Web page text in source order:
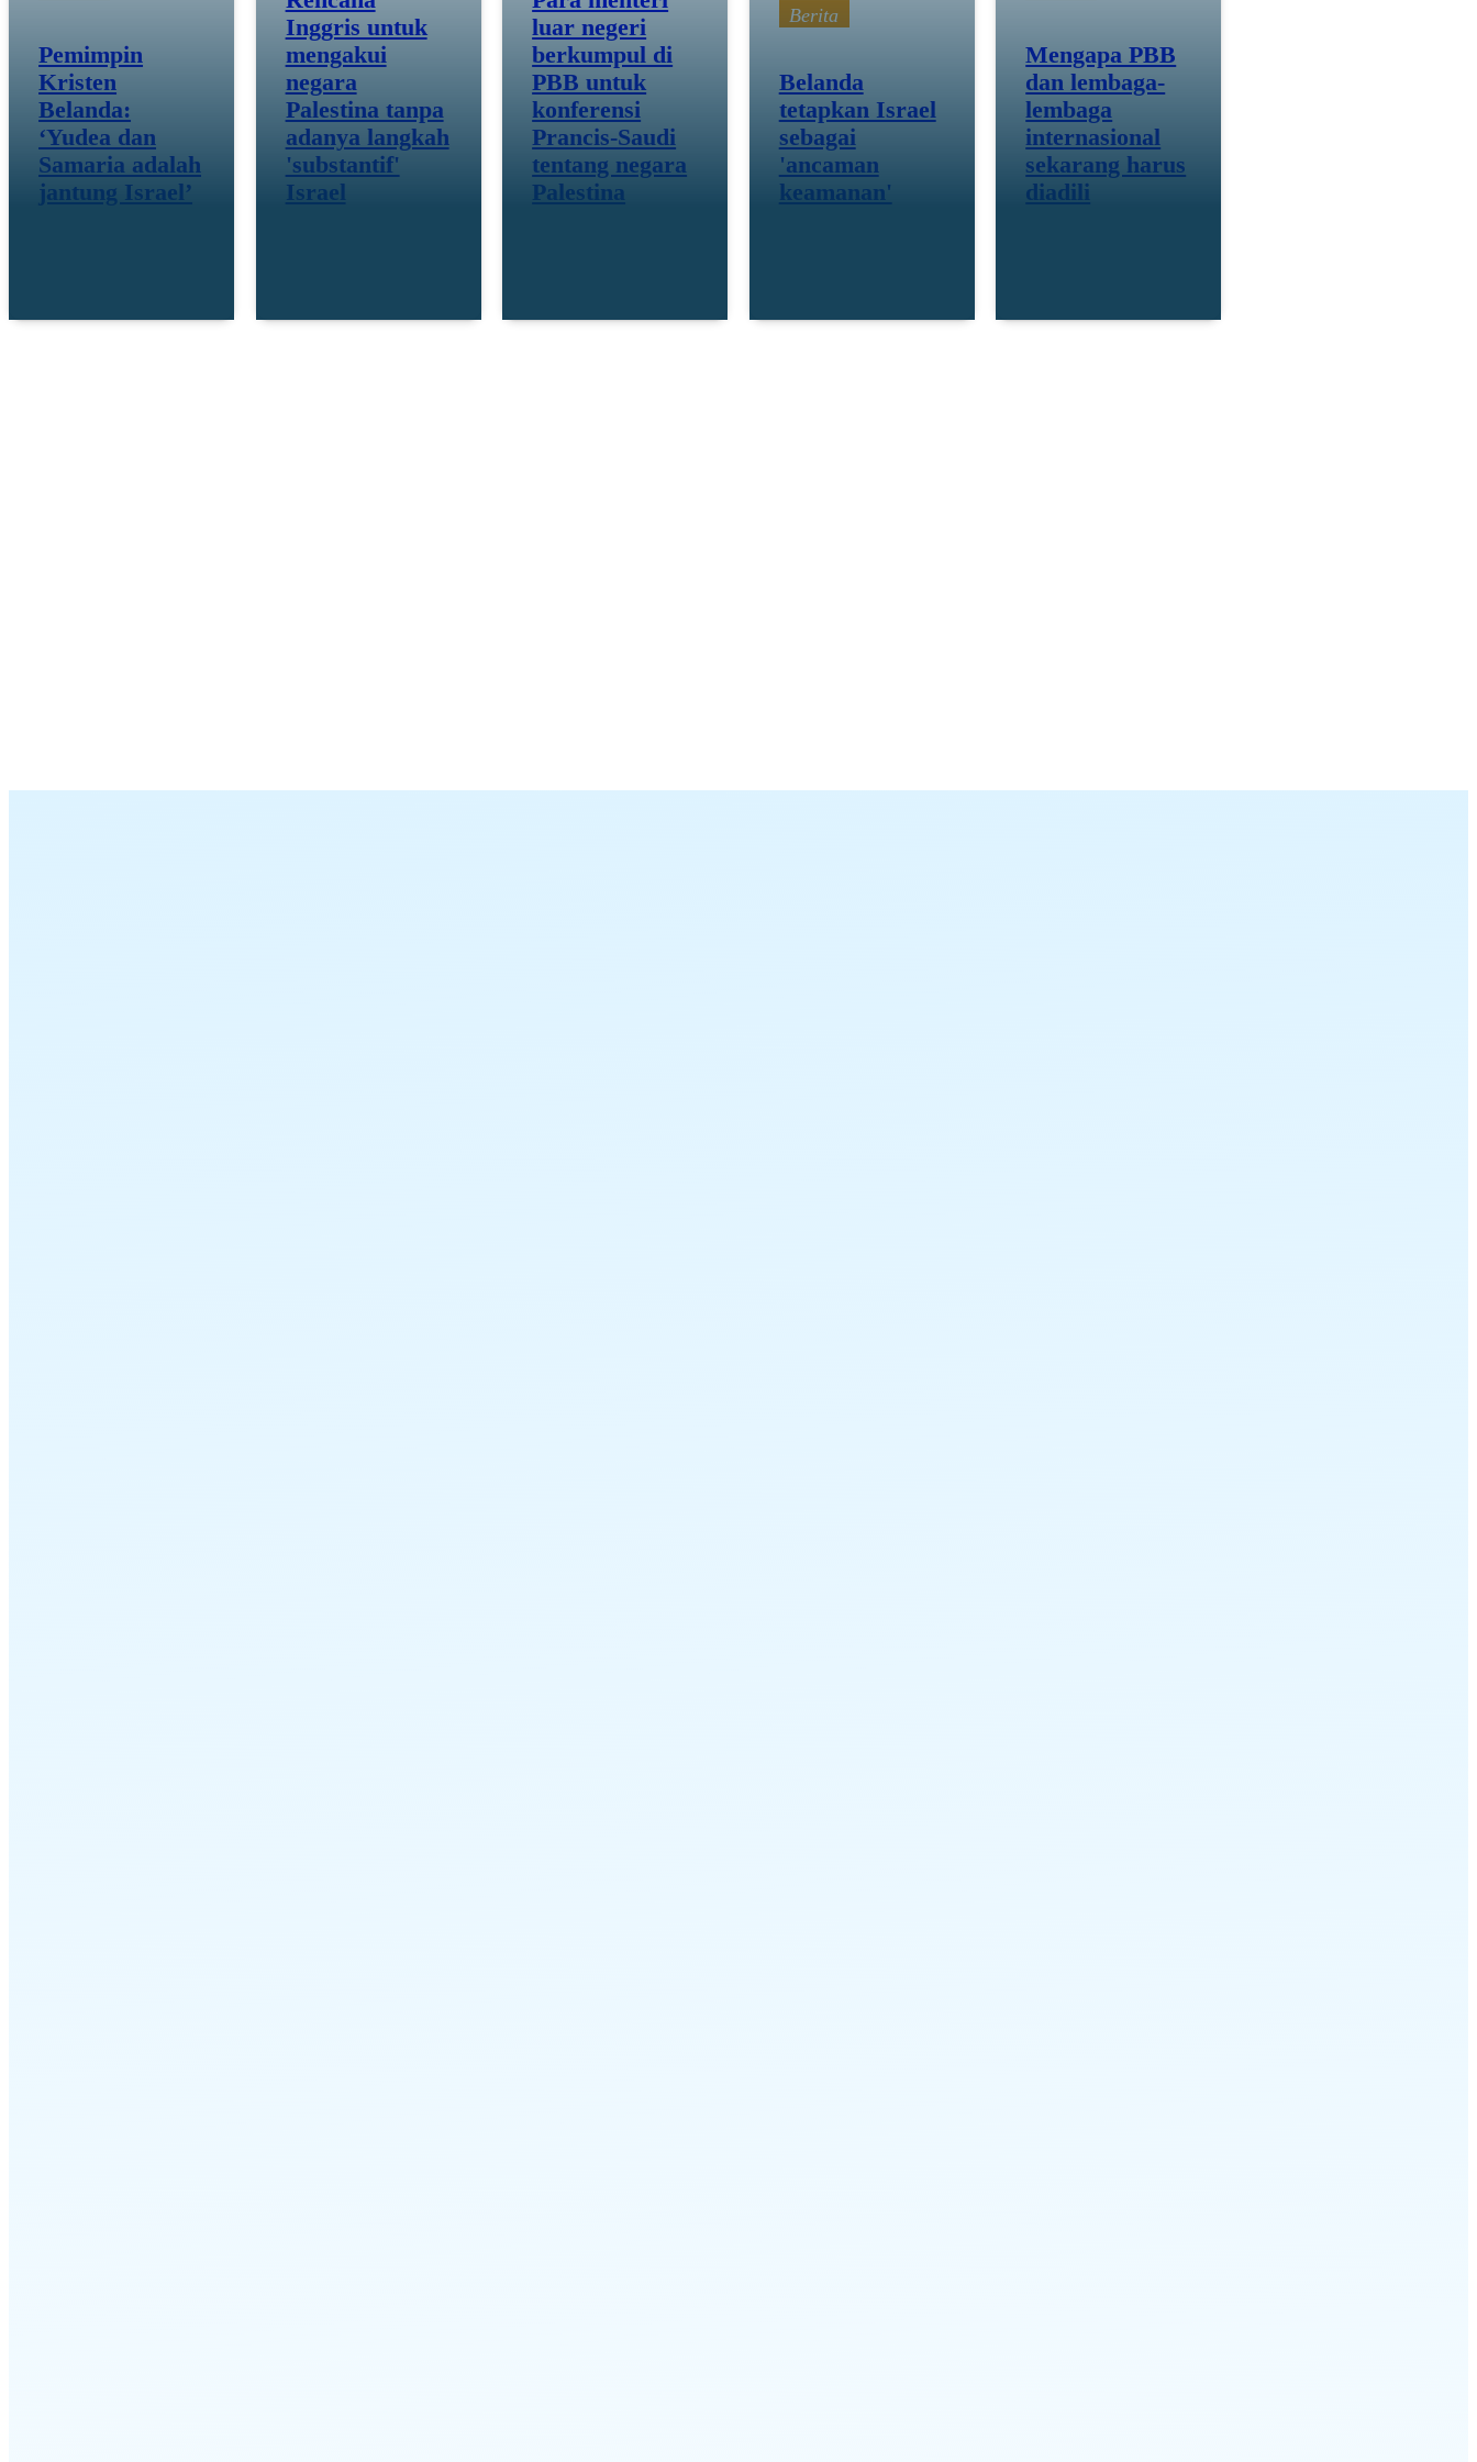
Pemimpin
Kristen
Belanda:
‘Yudea dan
Samaria adalah
jantung Israel’
Inggris untuk
mengakui
negara
Palestina tanpa
adanya langkah
'substantif'
Israel
luar negeri
berkumpul di
PBB untuk
konferensi
Prancis-Saudi
tentang negara
Palestina
Berita
Belanda
tetapkan Israel
sebagai
'ancaman
keamanan'
Mengapa PBB
dan lembaga-
lembaga
internasional
sekarang harus
diadili